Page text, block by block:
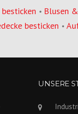
• Blusen
besticken •
UNSERE